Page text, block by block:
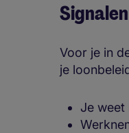
Voor je in
je
Je weet